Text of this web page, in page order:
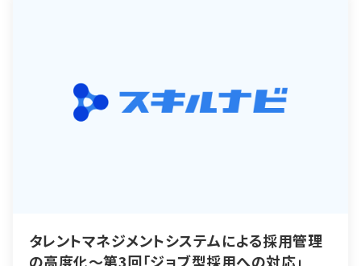
タレントマネジメントシステムによる採用管理
の高度化～第3回「ジョブ型採用への対応」